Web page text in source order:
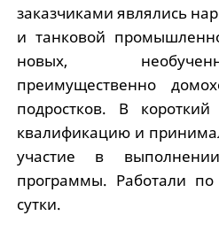
заказчиками являлись
и танковой
новых,
преимущественно
подростков. В
квалификацию и
участие в выполнении
программы. Работали
сутки.